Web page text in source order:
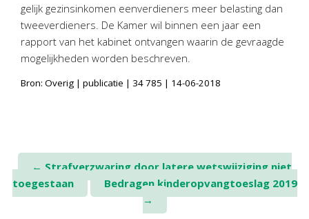
Nieuws&informatie
Nieuwsbrief
Handige links
AvantiOnline
gelijk gezinsinkomen eenverdieners meer belasting dan
tweeverdieners. De Kamer wil binnen een jaar een
rapport van het kabinet ontvangen waarin de gevraagde
mogelijkheden worden beschreven.
Bron: Overig | publicatie | 34 785 | 14-06-2018
Post
navigation
← Strafverzwaring door latere wetswijziging niet
toegestaan
Bedragen kinderopvangtoeslag 2019
→